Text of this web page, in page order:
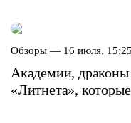
Обзоры — 16 июля, 15:25
Академии,
«Литнета»,